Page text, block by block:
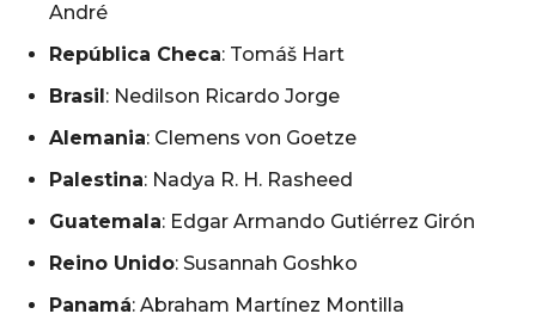
André
República Checa: Tomáš Hart
Brasil : Nedilson Ricardo Jorge
Alemania: Clemens von Goetze
Palestina: Nadya R. H. Rasheed
Guatemala: Edgar Armando Gutiérrez Girón
Reino Unido: Susannah Goshko
Panamá: Abraham Martínez Montilla